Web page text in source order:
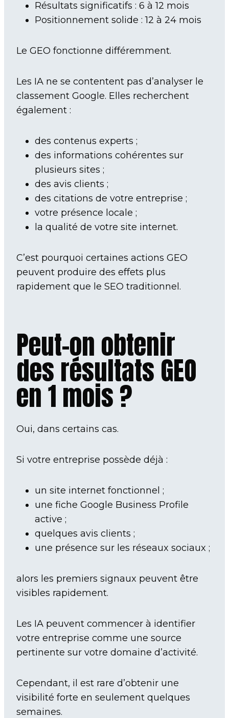
Résultats significatifs : 6 à 12 mois
Positionnement solide : 12 à 24 mois
Le GEO fonctionne différemment.
Les IA ne se contentent pas d’analyser le
classement Google. Elles recherchent
également :
des contenus experts ;
des informations cohérentes sur
plusieurs sites ;
des avis clients ;
des citations de votre entreprise ;
votre présence locale ;
la qualité de votre site internet.
C’est pourquoi certaines actions GEO
peuvent produire des effets plus
rapidement que le SEO traditionnel.
Peut-on obtenir
des résultats GEO
en 1 mois ?
Oui, dans certains cas.
Si votre entreprise possède déjà :
un site internet fonctionnel ;
une fiche Google Business Profile
active ;
quelques avis clients ;
une présence sur les réseaux sociaux ;
alors les premiers signaux peuvent être
visibles rapidement.
Les IA peuvent commencer à identifier
votre entreprise comme une source
pertinente sur votre domaine d’activité.
Cependant, il est rare d’obtenir une
visibilité forte en seulement quelques
semaines.